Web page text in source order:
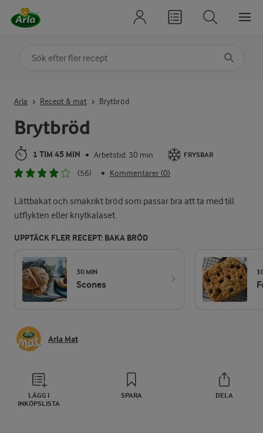
Brytbröd
1 TIM 45 MIN • Arbetstid: 30 min FRYSBAR
(56) • Kommentarer (0)
Lättbakat och smakrikt bröd som passar bra att ta med till
utflykten eller knytkalaset.
UPPTÄCK FLER RECEPT: BAKA BRÖD
30 MIN
Scones
Arla Mat
LÄGG I
INKÖPSLISTA
SPARA DELA
Arla Recept & mat Brytbröd
Sök på kategori eller ingrediens